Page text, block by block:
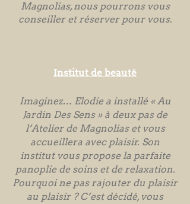
Magnolias, nous pourrons vous
conseiller et réserver pour vous.
Institut de beauté
Imaginez… Elodie a installé « Au
Jardin Des Sens » à deux pas de
l’Atelier de Magnolias et vous
accueillera avec plaisir. Son
institut vous propose la parfaite
panoplie de soins et de relaxation.
Pourquoi ne pas rajouter du plaisir
au plaisir ? C’est décidé, vous